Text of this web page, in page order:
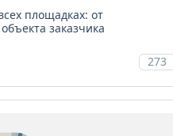
площадках: от
заказчика
273